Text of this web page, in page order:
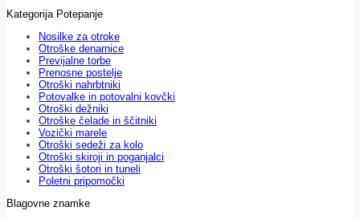
Kategorija Potepanje
Nosilke za otroke
Otroške denarnice
Previjalne torbe
Prenosne postelje
Otroški nahrbtniki
Potovalke in potovalni kovčki
Otroški dežniki
Otroške čelade in ščitniki
Vozički marele
Otroški sedeži za kolo
Otroški skiroji in poganjalci
Otroški šotori in tuneli
Poletni pripomočki
Blagovne znamke